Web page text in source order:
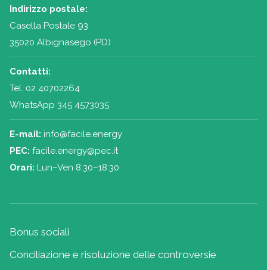
Indirizzo postale:
Casella Postale 93
35020 Albignasego (PD)
Contatti:
Tel. 02 40702264
WhatsApp 345 4573035
E-mail: info@facile.energy
PEC: facile.energy@pec.it
Orari: Lun–Ven 8:30–18:30
Bonus sociali
Conciliazione e risoluzione delle controversie